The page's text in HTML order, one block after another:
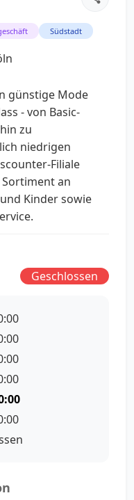
Südstadt
günstige Mode
- von Basic-
zu
niedrigen
Filiale
an
Kinder sowie
Geschlossen